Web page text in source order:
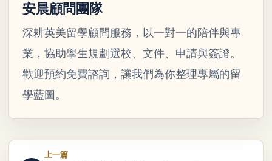
安晨顧問團隊
深耕英美留學顧問服務，以一對一的陪伴與專
業，協助學生規劃選校、文件、申請與簽證。
歡迎預約免費諮詢，讓我們為你整理專屬的留
學藍圖。
上一篇